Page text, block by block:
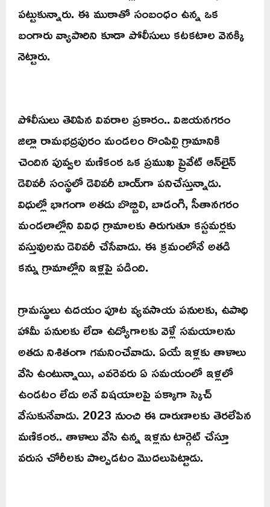
పట్టుకున్నారు. ఈ ముఠాతో సంబంధం ఉన్న ఒక
బంగారు వ్యాపారిని కూడా పోలీసులు కటకటాల వెనక్కి
నెట్టారు.
పోలీసులు తెలిపిన వివరాల ప్రకారం.. విజయనగరం
జిల్లా రామభద్రపురం మండలం రొంపిల్లి గ్రామానికి
చెందిన పువ్వల మణికంఠ ఒక ప్రముఖ ప్రైవేట్ ఆన్‌లైన్
డెలివరీ సంస్థలో డెలివరీ బాయ్‌గా పనిచేస్తున్నాడు.
విధుల్లో భాగంగా అతడు బొబ్బిలి, బాడంగి, సీతానగరం
మండలాల్లోని వివిధ గ్రామాలకు తిరుగుతూ కస్టమర్లకు
వస్తువులను డెలివరీ చేసేవాడు. ఈ క్రమంలోనే అతడి
కన్ను గ్రామాల్లోని ఇళ్లపై పడింది.
గ్రామస్థులు ఉదయం పూట వ్యవసాయ పనులకు, ఉపాధి
హామీ పనులకు లేదా ఉద్యోగాలకు వెళ్లే సమయాలను
అతడు నిశితంగా గమనించేవాడు. ఏయే ఇళ్లకు తాళాలు
వేసి ఉంటున్నాయి, ఎవరెవరు ఏ సమయంలో ఇళ్లలో
ఉండటం లేదు అనే విషయాలపై పక్కాగా స్కెచ్
వేసుకునేవాడు. 2023 నుంచి ఈ దారుణాలకు తెరలేపిన
మణికంఠ.. తాళాలు వేసి ఉన్న ఇళ్లను టార్గెట్ చేస్తూ
వరుస చోరీలకు పాల్పడటం మొదలుపెట్టాడు.